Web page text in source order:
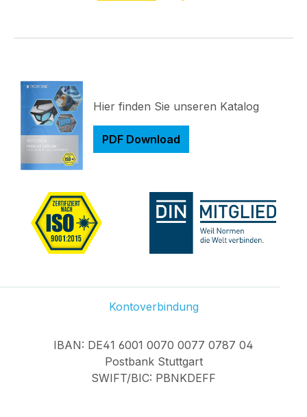
Hier finden Sie unseren Katalog
PDF Download
Kontoverbindung
IBAN: DE41 6001 0070 0077 0787 04
Postbank Stuttgart
SWIFT/BIC: PBNKDEFF